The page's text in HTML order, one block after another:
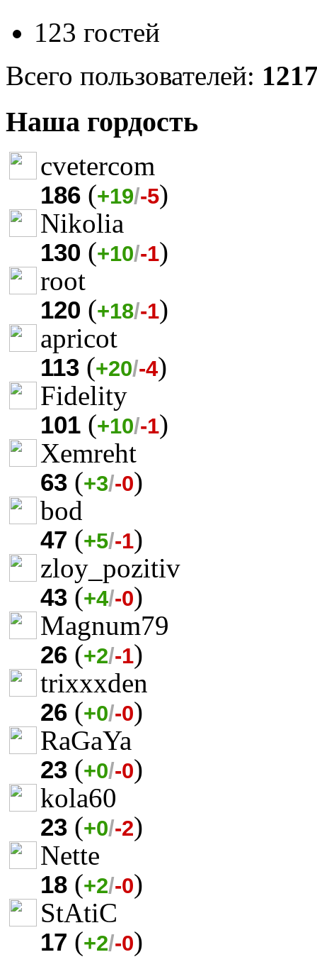
123 гостей
Всего пользователей:
Наша гордость
cvetercom
186 (+19/-5)
Nikolia
130 (+10/-1)
root
120 (+18/-1)
apricot
113 (+20/-4)
Fidelity
101 (+10/-1)
Xemreht
63 (+3/-0)
bod
47 (+5/-1)
zloy_pozitiv
43 (+4/-0)
Magnum79
26 (+2/-1)
trixxxden
26 (+0/-0)
RaGaYa
23 (+0/-0)
kola60
23 (+0/-2)
Nette
18 (+2/-0)
StAtiC
17 (+2/-0)